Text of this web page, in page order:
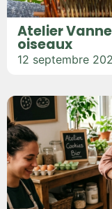
Atelier
oiseaux
12 septembre